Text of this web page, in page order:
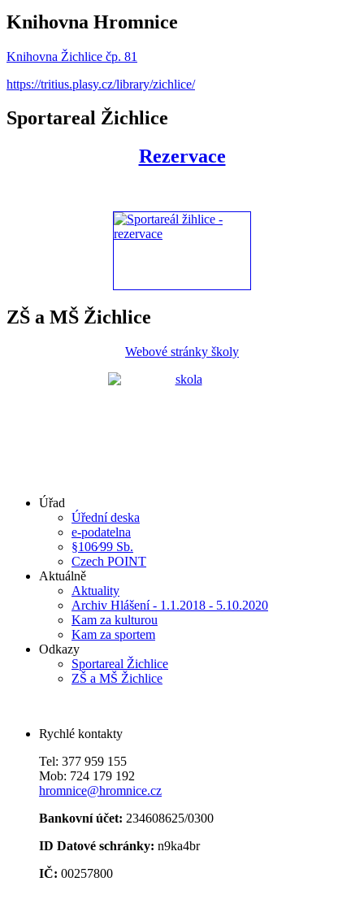
Knihovna Hromnice
Knihovna Žichlice čp. 81
https://tritius.plasy.cz/library/zichlice/
Sportareal Žichlice
Rezervace
ZŠ a MŠ Žichlice
Webové stránky školy
Úřad
Úřední deska
e-podatelna
§106⁄99 Sb.
Czech POINT
Aktuálně
Aktuality
Archiv Hlášení - 1.1.2018 - 5.10.2020
Kam za kulturou
Kam za sportem
Odkazy
Sportareal Žichlice
ZŠ a MŠ Žichlice
Rychlé kontakty
Tel: 377 959 155
Mob: 724 179 192
hromnice@hromnice.cz
Bankovní účet: 234608625/0300
ID Datové schránky: n9ka4br
IČ: 00257800